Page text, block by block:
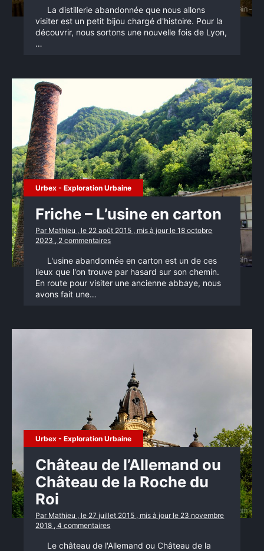
La distillerie abandonnée que nous allons
visiter est un petit bijou chargé d'histoire. Pour la
découvrir, nous sortons une nouvelle fois de Lyon,
…
Urbex - Exploration Urbaine
Friche – L’usine en carton
Par Mathieu , le 22 août 2015 , mis à jour le 18 octobre
2023 , 2 commentaires
L'usine abandonnée en carton est un de ces
lieux que l'on trouve par hasard sur son chemin.
En route pour visiter une ancienne abbaye, nous
avons fait une…
Urbex - Exploration Urbaine
Château de l’Allemand ou
Château de la Roche du
Roi
Par Mathieu , le 27 juillet 2015 , mis à jour le 23 novembre
2018 , 4 commentaires
Le château de l'Allemand ou Château de la